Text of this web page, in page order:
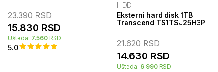
5.0
23.390RSD
15.830 RSD
Ušteda: 7.560 RSD
HDD
Eksterni hard disk 1TB
Transcend TS1TSJ25H3P
21.620RSD
14.630 RSD
Ušteda: 6.990 RSD